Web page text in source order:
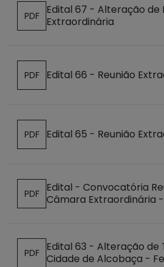
Abre num novo separador
PDF
Edital 67 - Alteração de
Extraordinária
Abre num novo separador
PDF Edital 66 - Reunião
Abre num novo separador
PDF Edital 65 - Reunião
Abre num novo separador
PDF
Edital - Convocatória
Câmara Extraordinária -
Abre num novo separador
PDF
Edital 63 - Alteração de
Cidade de Alcobaça -